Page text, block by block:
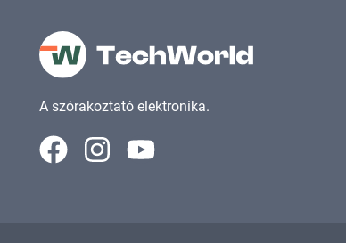
A szórakoztató elektronika.